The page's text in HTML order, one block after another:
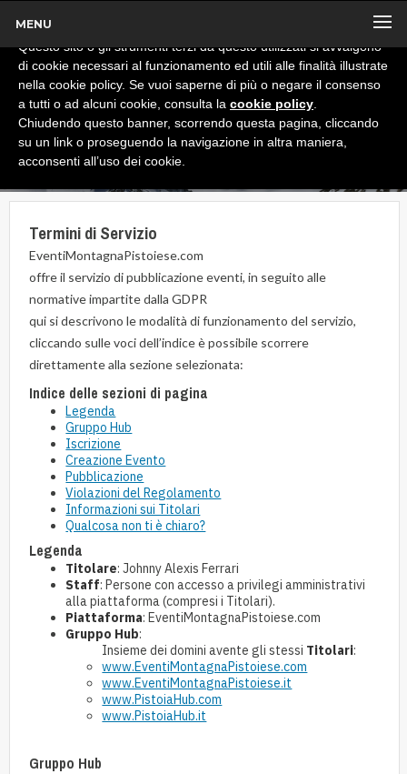
MENU
Termini di Servizio
EventiMontagnaPistoiese.com
offre il servizio di pubblicazione eventi, in seguito alle
normative impartite dalla GDPR
qui si descrivono le modalità di funzionamento del servizio,
cliccando sulle voci dell’indice è possibile scorrere
direttamente alla sezione selezionata:
Indice delle sezioni di pagina
Legenda
Gruppo Hub
Iscrizione
Creazione Evento
Pubblicazione
Violazioni del Regolamento
Informazioni sui Titolari
Qualcosa non ti è chiaro?
Legenda
Titolare: Johnny Alexis Ferrari
Staff: Persone con accesso a privilegi amministrativi
alla piattaforma (compresi i Titolari).
Piattaforma: EventiMontagnaPistoiese.com
Gruppo Hub:
Insieme dei domini avente gli stessi Titolari:
www.EventiMontagnaPistoiese.com
www.EventiMontagnaPistoiese.it
www.PistoiaHub.com
www.PistoiaHub.it
Gruppo Hub
x
Informativa
Questo sito o gli strumenti terzi da questo utilizzati si avvalgono
di cookie necessari al funzionamento ed utili alle finalità illustrate
nella cookie policy. Se vuoi saperne di più o negare il consenso
a tutti o ad alcuni cookie, consulta la cookie policy
Chiudendo questo banner, scorrendo questa pagina, cliccando
su un link o proseguendo la navigazione in altra maniera,
acconsenti all’uso dei cookie.